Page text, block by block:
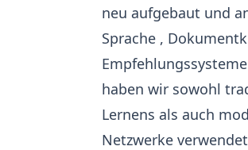
neu aufgebaut und
Sprache ,
haben wir sowohl
Lernens als auch
Netzwerke